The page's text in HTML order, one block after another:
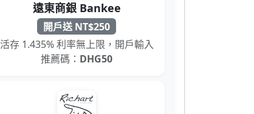
遠東商銀 Bankee
開戶送 NT$250
活存 1.435% 利率無上限，開戶輸入
推薦碼： DHG50